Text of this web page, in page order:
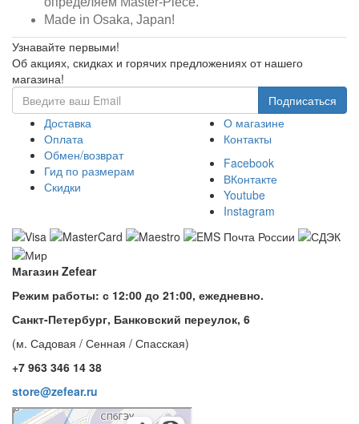
Made in Osaka, Japan!
Узнавайте первыми!
Об акциях, скидках и горячих предложениях от нашего
магазина!
Доставка
Оплата
Обмен/возврат
Гид по размерам
Скидки
О магазине
Контакты
Facebook
ВКонтакте
Youtube
Instagram
Магазин Zefear
Режим работы: с 12:00 до 21:00, ежедневно.
Санкт-Петербург, Банковский переулок, 6
(м. Садовая / Сенная / Спасская)
+7 963 346 14 38
store@zefear.ru
Санкт‑Петербург